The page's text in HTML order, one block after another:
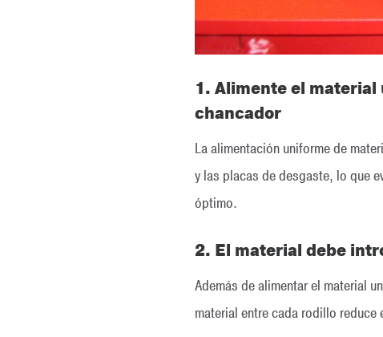
1. Alimente el
chancador
La alimentación uniforme de
y las placas de desgaste, lo que
óptimo.
2. El material debe
Además de alimentar el material
material entre cada rodillo